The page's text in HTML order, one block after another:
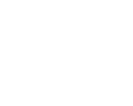
rend
le